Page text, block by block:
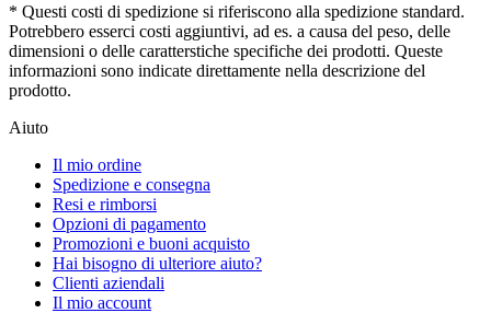
* Questi costi di spedizione si riferiscono alla spedizione standard.
Potrebbero esserci costi aggiuntivi, ad es. a causa del peso, delle
dimensioni o delle caratterstiche specifiche dei prodotti. Queste
informazioni sono indicate direttamente nella descrizione del
prodotto.
Aiuto
Il mio ordine
Spedizione e consegna
Resi e rimborsi
Opzioni di pagamento
Promozioni e buoni acquisto
Hai bisogno di ulteriore aiuto?
Clienti aziendali
Il mio account